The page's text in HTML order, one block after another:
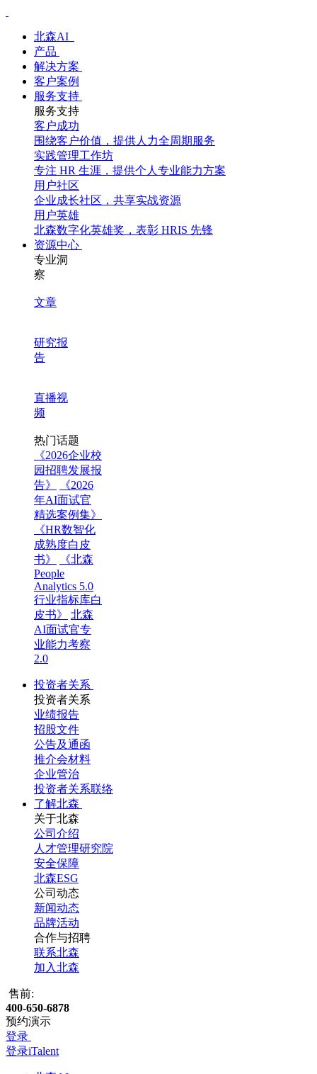
北森AI
产品
解决方案
客户案例
服务支持
服务支持
客户成功
围绕客户价值，提供人力全周期服务
实践管理工作坊
专注 HR 生涯，提供个人专业能力方案
用户社区
企业成长社区，共享实战资源
用户英雄
北森数字化英雄奖，表彰 HRIS 先锋
资源中心
专业洞
察
文章
研究报
告
直播视
频
热门话题
《2026企业校
园招聘发展报
告》
《2026
年AI面试官
精选案例集》
《HR数智化
成熟度白皮
书》
《北森
People
Analytics 5.0
行业指标库白
皮书》
北森
AI面试官专
业能力考察
2.0
投资者关系
投资者关系
业绩报告
招股文件
公告及通函
推介会材料
企业管治
投资者关系联络
了解北森
关于北森
公司介绍
人才管理研究院
安全保障
北森ESG
公司动态
新闻动态
品牌活动
合作与招聘
联系北森
加入北森
售前:
400-650-6878
预约演示
登录
登录iTalent